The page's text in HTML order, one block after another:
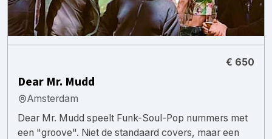
€ 650
Dear Mr. Mudd
Amsterdam
Dear Mr. Mudd speelt Funk-Soul-Pop nummers met
een "groove". Niet de standaard covers, maar een